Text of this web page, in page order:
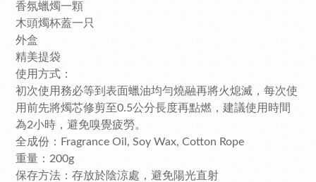
香氛蠟燭一顆
木頭燭杯蓋一只
外盒
精美提袋
使用方式：
初次使用務必等到表面蠟油均勻燒融再將火熄滅，每次使
用前先將燭芯修剪至0.5公分長度再點燃，建議使用時間
為2小時，避免嗅覺疲勞。
全成份：Fragrance Oil, Soy Wax, Cotton Rope
重量：200g
保存方法：存放於陰涼處，避免陽光直射